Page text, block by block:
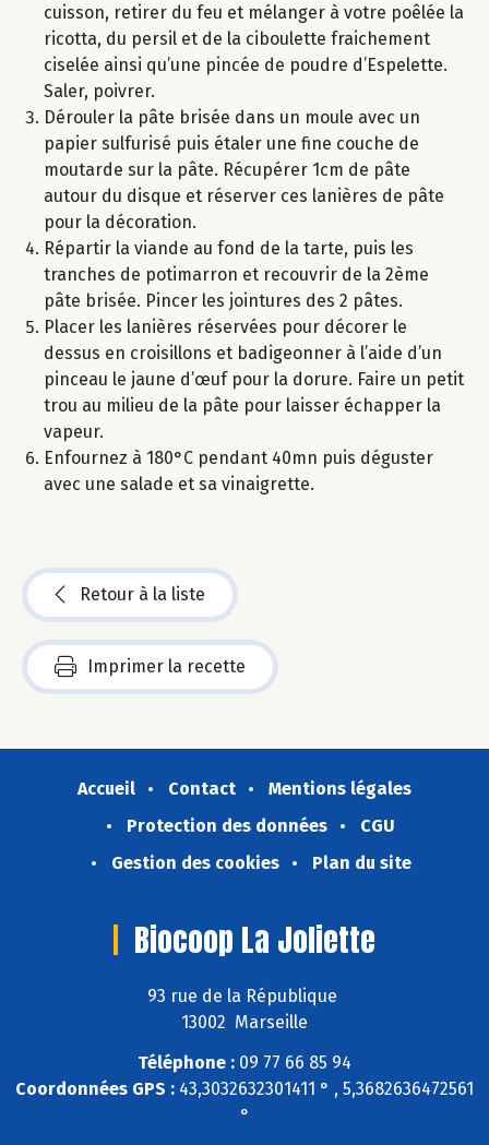
cuisson, retirer du feu et mélanger à votre poêlée la
ricotta, du persil et de la ciboulette fraichement
ciselée ainsi qu’une pincée de poudre d’Espelette.
Saler, poivrer.
Dérouler la pâte brisée dans un moule avec un
papier sulfurisé puis étaler une fine couche de
moutarde sur la pâte. Récupérer 1cm de pâte
autour du disque et réserver ces lanières de pâte
pour la décoration.
Répartir la viande au fond de la tarte, puis les
tranches de potimarron et recouvrir de la 2ème
pâte brisée. Pincer les jointures des 2 pâtes.
Placer les lanières réservées pour décorer le
dessus en croisillons et badigeonner à l’aide d’un
pinceau le jaune d’œuf pour la dorure. Faire un petit
trou au milieu de la pâte pour laisser échapper la
vapeur.
Enfournez à 180°C pendant 40mn puis déguster
avec une salade et sa vinaigrette.
Retour à la liste
Imprimer la recette
Accueil Contact
Mentions légales
Protection des données
CGU
Gestion des cookies
Plan du site
Biocoop La Joliette
93 rue de la République
13002 Marseille
Téléphone : 09 77 66 85 94
Coordonnées GPS : 43,3032632301411 ° , 5,3682636472561
°